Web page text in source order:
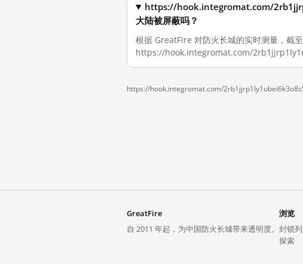
https://hook.integromat.com/
大陆被屏蔽吗？
根据 GreatFire 对防火长城的实时测量，截
https://hook.integromat.com/
https://hook.integromat.com/
GreatFire
自 2011 年起，为中国防火长城带来透明度。
浏览
封锁
探索